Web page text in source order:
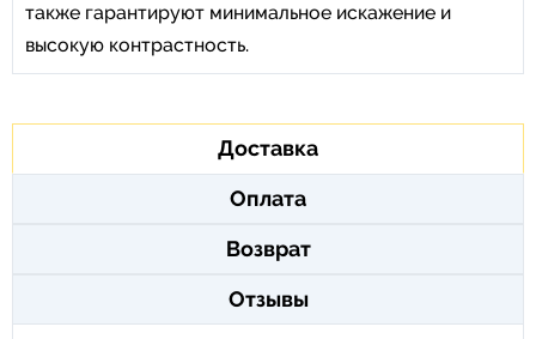
также гарантируют минимальное искажение и
высокую контрастность.
Доставка
Оплата
Возврат
Отзывы